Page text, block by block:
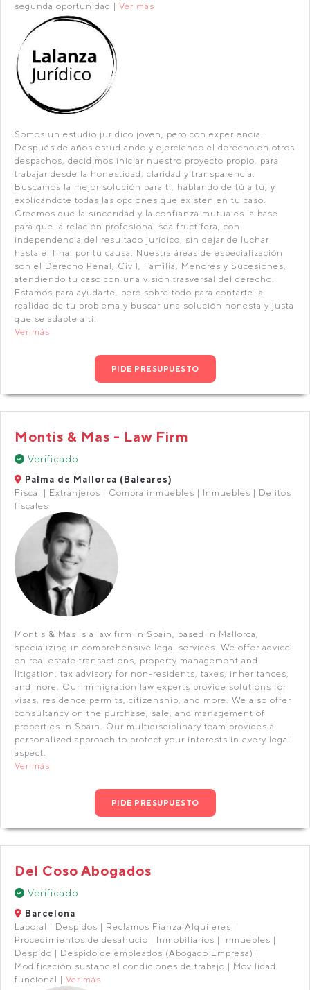
segunda oportunidad | Ver más
Somos un estudio jurídico joven, pero con experiencia.
Después de años estudiando y ejerciendo el derecho en otros
despachos, decidimos iniciar nuestro proyecto propio, para
trabajar desde la honestidad, claridad y transparencia.
Buscamos la mejor solución para ti, hablando de tú a tú, y
explicándote todas las opciones que existen en tu caso.
Creemos que la sinceridad y la confianza mutua es la base
para que la relación profesional sea fructífera, con
independencia del resultado jurídico, sin dejar de luchar
hasta el final por tu causa. Nuestra áreas de especialización
son el Derecho Penal, Civil, Familia, Menores y Sucesiones,
atendiendo tu caso con una visión trasversal del derecho.
Estamos para ayudarte, pero sobre todo para contarte la
realidad de tu problema y buscar una solución honesta y justa
que se adapte a ti.
Ver más
PIDE PRESUPUESTO
Montis & Mas - Law Firm
Verificado
Palma de Mallorca (Baleares)
Fiscal | Extranjeros | Compra inmuebles | Inmuebles | Delitos
fiscales
Montis & Mas is a law firm in Spain, based in Mallorca,
specializing in comprehensive legal services. We offer advice
on real estate transactions, property management and
litigation, tax advisory for non-residents, taxes, inheritances,
and more. Our immigration law experts provide solutions for
visas, residence permits, citizenship, and more. We also offer
consultancy on the purchase, sale, and management of
properties in Spain. Our multidisciplinary team provides a
personalized approach to protect your interests in every legal
aspect.
Ver más
PIDE PRESUPUESTO
Del Coso Abogados
Verificado
Barcelona
Laboral | Despidos | Reclamos Fianza Alquileres |
Procedimientos de desahucio | Inmobiliarios | Inmuebles |
Despido | Despido de empleados (Abogado Empresa) |
Modificación sustancial condiciones de trabajo | Movilidad
funcional | Ver más